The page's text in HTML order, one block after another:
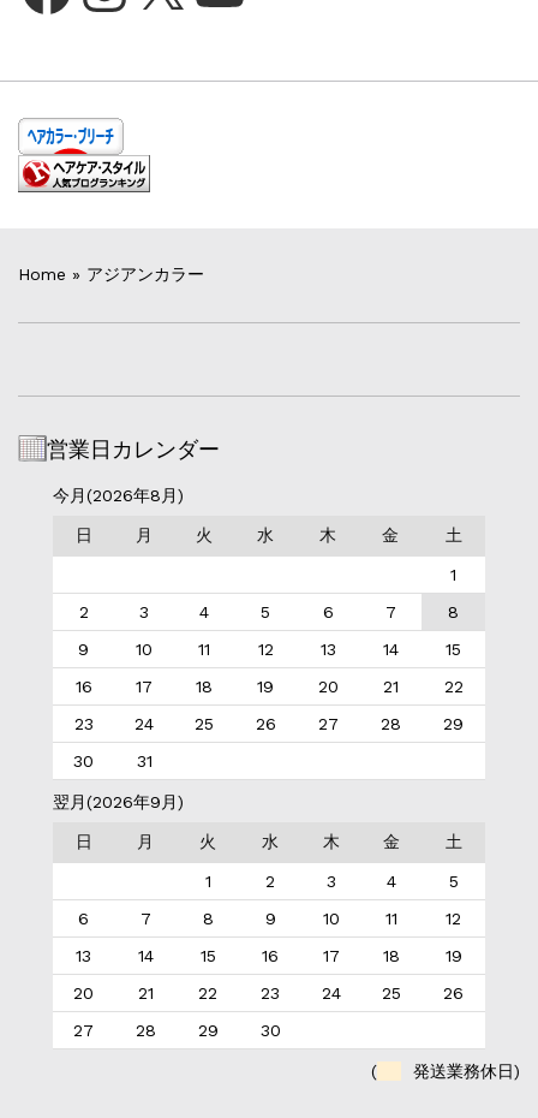
Home » アジアンカラー
営業日カレンダー
今月(2026年8月)
日 月 火 水 木 金 土
1
2
3 4 5 6 7
8
9
10 11 12 13 14
15
16
17 18 19 20 21
22
23
24 25 26 27 28
29
30
31
翌月(2026年9月)
日 月 火 水 木 金 土
1 2 3 4
5
6
7 8 9 10 11
12
13
14 15 16 17 18
19
20
21 22 23 24 25
26
27
28 29 30
( 発送業務休日)